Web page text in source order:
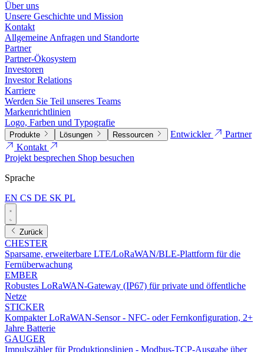
Über uns
Unsere Geschichte und Mission
Kontakt
Allgemeine Anfragen und Standorte
Partner
Partner-Ökosystem
Investoren
Investor Relations
Karriere
Werden Sie Teil unseres Teams
Markenrichtlinien
Logo, Farben und Typografie
Produkte Lösungen Ressourcen Entwickler
Partner
Kontakt
Projekt besprechen Shop besuchen
Sprache
EN CS DE SK PL
Zurück
CHESTER
Sparsame, erweiterbare LTE/LoRaWAN/BLE-Plattform für die
Fernüberwachung
EMBER
Robustes LoRaWAN-Gateway (IP67) für private und öffentliche
Netze
STICKER
Kompakter LoRaWAN-Sensor - NFC- oder Fernkonfiguration, 2+
Jahre Batterie
GAUGER
Impulszähler für Produktionslinien - Modbus-TCP-Ausgabe über